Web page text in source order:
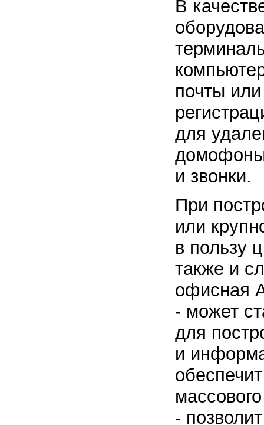
В
почты
для
и звонки.
При
или
в пользу
также и
офисная
- может
для
и
-